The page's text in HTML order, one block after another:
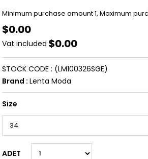
Minimum purchase amount 1, Maximum
$0.00
Vat included $0.00
(LM100326SGE)
STOCK CODE
Brand : Lenta Moda
Size
ADET